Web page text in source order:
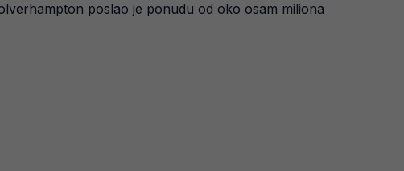
poslao je ponudu od oko osam miliona